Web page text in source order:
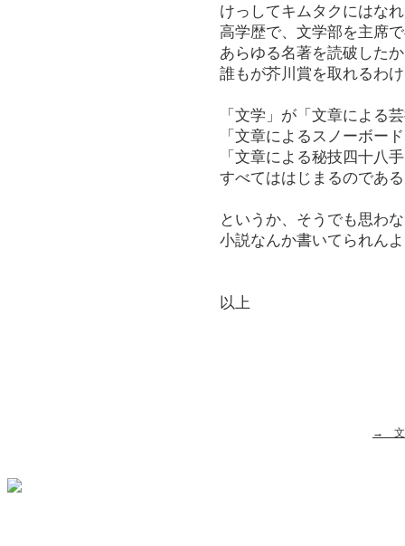
けっしてキムタクにはな
高学歴で、文学部を主席
あらゆる名著を読破した
誰もが芥川賞を取れるわ
「文学」が「文章による
「文章によるスノーボー
「文章による秘技四十八
すべてははじまるのであ
というか、そうでも思わ
小説なんか書いてられん
以上
→ 文